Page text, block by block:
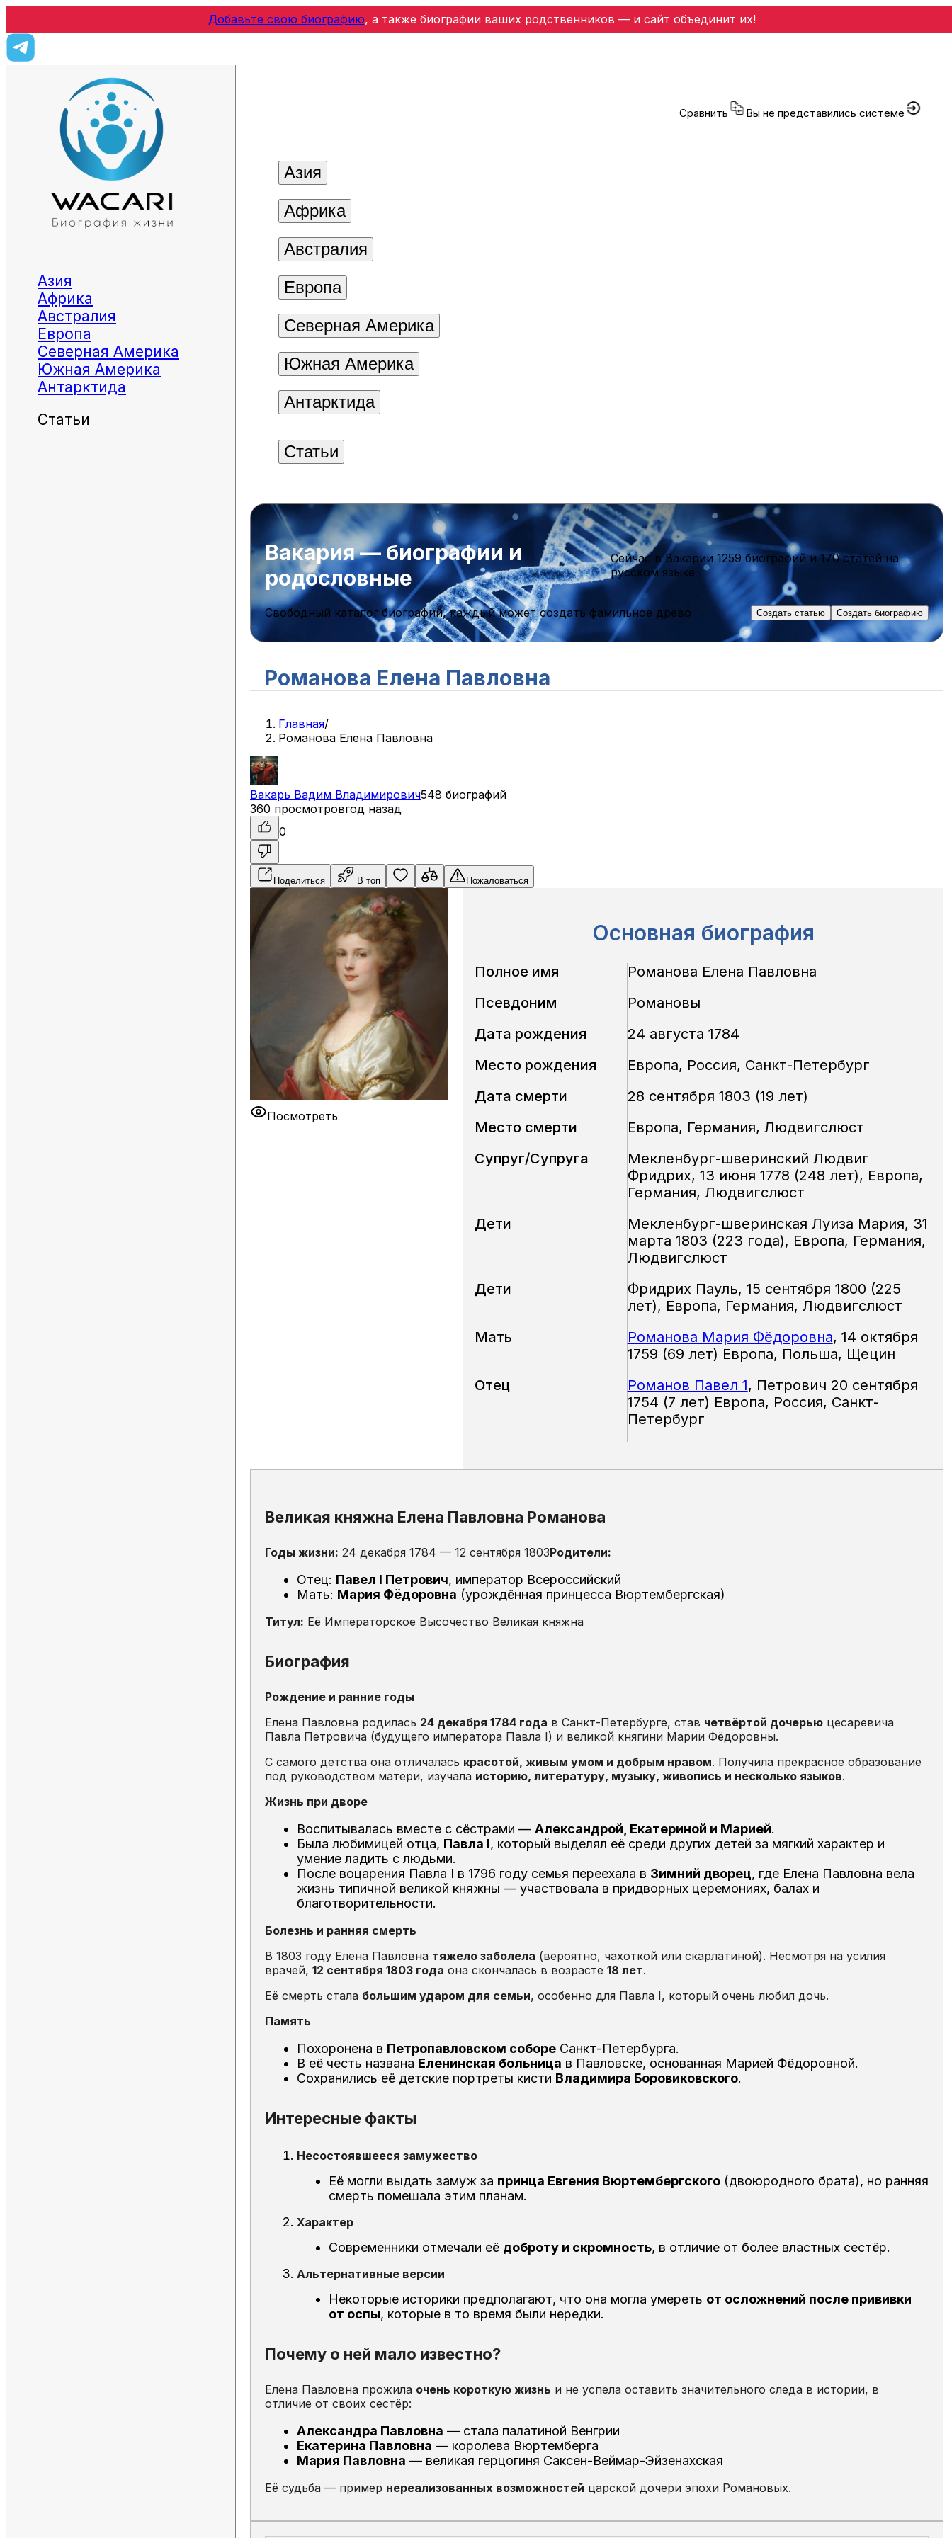
Добавьте свою биографию, а также биографии ваших родственников — и сайт объединит их!
Азия
Африка
Австралия
Европа
Северная Америка
Южная Америка
Антарктида
Статьи
Сравнить Вы не представились системе
Азия
Африка
Австралия
Европа
Северная Америка
Южная Америка
Антарктида
Статьи
Вакария — биографии и
родословные
Cейчас в Вакарии1259 биографийи170 статей на
русском языке
Свободный каталог биографий, каждый может создать фамильное древо Создать статью Создать биографию
Романова Елена Павловна
Главная/
Романова Елена Павловна
Вакарь Вадим Владимирович548 биографий
360 просмотровгод назад
0
Поделиться В топ Пожаловаться
Посмотреть
Основная биография
Полное имя
Романова Елена Павловна
Псевдоним
Романовы
Дата рождения
24 августа 1784
Место рождения
Европа, Россия, Санкт-Петербург
Дата смерти
28 сентября 1803 (19 лет)
Место смерти
Европа, Германия, Людвигслюст
Супруг/Супруга
Мекленбург-шверинский Людвиг
Фридрих, 13 июня 1778 (248 лет), Европа,
Германия, Людвигслюст
Дети
Мекленбург-шверинская Луиза Мария, 31
марта 1803 (223 года), Европа, Германия,
Людвигслюст
Дети
Фридрих Пауль, 15 сентября 1800 (225
лет), Европа, Германия, Людвигслюст
Мать
Романова Мария Фёдоровна, 14 октября
1759 (69 лет) Европа, Польша, Щецин
Отец
Романов Павел 1, Петрович 20 сентября
1754 (7 лет) Европа, Россия, Санкт-
Петербург
Великая княжна Елена Павловна Романова
Годы жизни: 24 декабря 1784 — 12 сентября 1803Родители:
Отец: Павел I Петрович, император Всероссийский
Мать: Мария Фёдоровна (урождённая принцесса Вюртембергская)
Титул: Её Императорское Высочество Великая княжна
Биография
Рождение и ранние годы
Елена Павловна родилась 24 декабря 1784 года в Санкт-Петербурге, став четвёртой дочерью цесаревича
Павла Петровича (будущего императора Павла I) и великой княгини Марии Фёдоровны.
С самого детства она отличалась красотой, живым умом и добрым нравом. Получила прекрасное образование
под руководством матери, изучала историю, литературу, музыку, живопись и несколько языков.
Жизнь при дворе
Воспитывалась вместе с сёстрами — Александрой, Екатериной и Марией.
Была любимицей отца, Павла I, который выделял её среди других детей за мягкий характер и
умение ладить с людьми.
После воцарения Павла I в 1796 году семья переехала в Зимний дворец, где Елена Павловна вела
жизнь типичной великой княжны — участвовала в придворных церемониях, балах и
благотворительности.
Болезнь и ранняя смерть
В 1803 году Елена Павловна тяжело заболела (вероятно, чахоткой или скарлатиной). Несмотря на усилия
врачей, 12 сентября 1803 года она скончалась в возрасте 18 лет.
Её смерть стала большим ударом для семьи, особенно для Павла I, который очень любил дочь.
Память
Похоронена в Петропавловском соборе Санкт-Петербурга.
В её честь названа Еленинская больница в Павловске, основанная Марией Фёдоровной.
Сохранились её детские портреты кисти Владимира Боровиковского.
Интересные факты
Несостоявшееся замужество
Её могли выдать замуж за принца Евгения Вюртембергского (двоюродного брата), но ранняя
смерть помешала этим планам.
Характер
Современники отмечали её доброту и скромность, в отличие от более властных сестёр.
Альтернативные версии
Некоторые историки предполагают, что она могла умереть от осложнений после прививки
от оспы, которые в то время были нередки.
Почему о ней мало известно?
Елена Павловна прожила очень короткую жизнь и не успела оставить значительного следа в истории, в
отличие от своих сестёр:
Александра Павловна — стала палатиной Венгрии
Екатерина Павловна — королева Вюртемберга
Мария Павловна — великая герцогиня Саксен-Веймар-Эйзенахская
Её судьба — пример нереализованных возможностей царской дочери эпохи Романовых.